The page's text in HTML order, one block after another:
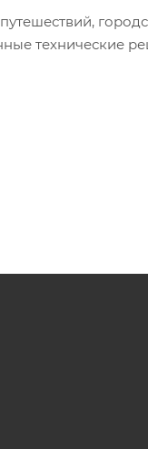
технические